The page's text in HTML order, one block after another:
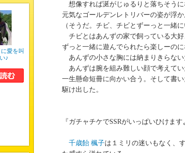
想像すれば涎がじゅるりと落ちそう
元気なゴールデンレトリバーの姿が浮か
（そうだ。チビ、チビとずーっと一緒に
チビとはあんずの家で飼っている大
ずっと一緒に遊んでられたら楽しーの
あんずの小さな胸には納まりきらな
あんずは腕を組み難しい顔で考えて
一生懸命短冊に向かい合う。そして書
駆け出した。
『ガチャチケでSSRがいっぱいひけま
千歳飴 楓子は１ミリの迷いもなく、
愛を叫
♪